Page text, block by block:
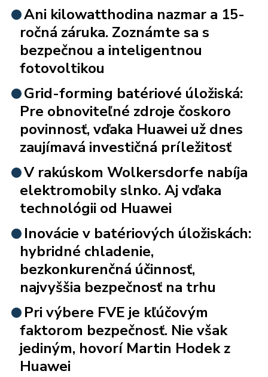
Ani kilowatthodina nazmar a 15-
ročná záruka. Zoznámte sa s
bezpečnou a inteligentnou
fotovoltikou
Grid-forming batériové úložiská:
Pre obnoviteľné zdroje čoskoro
povinnosť, vďaka Huawei už dnes
zaujímavá investičná príležitosť
V rakúskom Wolkersdorfe nabíja
elektromobily slnko. Aj vďaka
technológii od Huawei
Inovácie v batériových úložiskách:
hybridné chladenie,
bezkonkurenčná účinnosť,
najvyššia bezpečnosť na trhu
Pri výbere FVE je kľúčovým
faktorom bezpečnosť. Nie však
jediným, hovorí Martin Hodek z
Huawei